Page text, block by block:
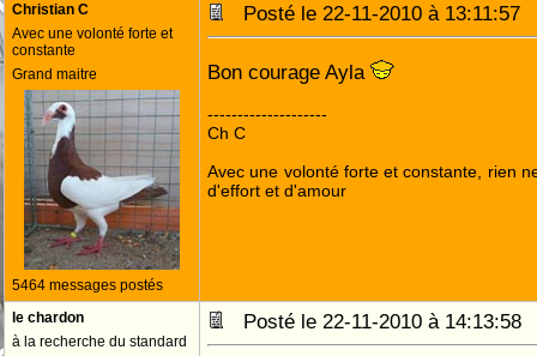
Christian C
Avec une volonté forte et
constante
Grand maitre
5464 messages postés
Posté le 22-11-2010 à 13:11:57
Bon courage Ayla
--------------------
Ch C
Avec une volonté forte et constante, rien
d'effort et d'amour
le chardon
à la recherche du standard
Posté le 22-11-2010 à